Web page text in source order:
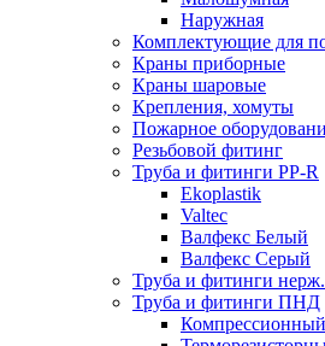
Наружная
Комплектующие для
Краны приборные
Краны шаровые
Крепления, хомуты
Пожарное
Резьбовой фитинг
Труба и фитинги PP-R
Ekoplastik
Valtec
Валфекс Белый
Валфекс Серый
Труба и фитинги нерж.
Труба и фитинги ПНД